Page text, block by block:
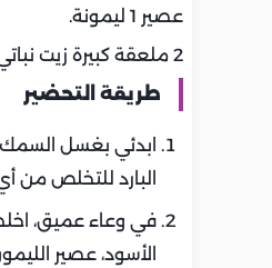
عصير 1 ليمونة.
2 ملعقة كبيرة زيت نباتي أو زيت زيتون.
طريقة التحضير
ابدئي بغسل السمك
البارد للتخلص من
في وعاء عميق،
الأسود، عصير